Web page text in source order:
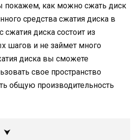
покажем, как можно сжать диск
средства сжатия диска в
сжатия диска состоит из
шагов и не займет много
диска вы сможете
свое пространство
общую производительность